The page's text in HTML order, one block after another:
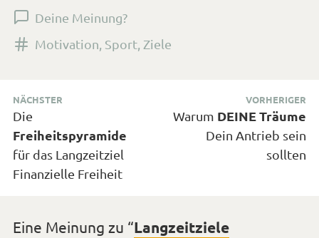
Deine Meinung?
Versehen
Tags
Motivation Sport Ziele
Beitragsnavigation
NÄCHSTER
Nächster
Beitrag:
Die
Freiheitspyramide
für das Langzeitziel
Finanzielle Freiheit
VORHERIGER
Vorheriger
Beitrag:
Warum DEINE Träume
Dein Antrieb sein
sollten
Eine Meinung zu “Langzeitziele